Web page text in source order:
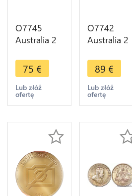
O7745
Australia 2
Elizabeth II
Year Rabbit
2011 2 oz
999% Silver
75 €
Lub złóż
ofertę
O7742
Australia 2
Elizabeth II
Koobaburra
1996 2 oz
999% Silver
89 €
Lub złóż
ofertę